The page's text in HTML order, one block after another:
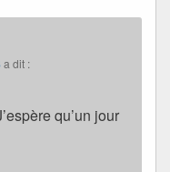
a dit :
qu’un jour